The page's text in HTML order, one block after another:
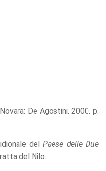
. Novara: De Agostini, 2000, p.
delPaese delle Due
del Nilo.